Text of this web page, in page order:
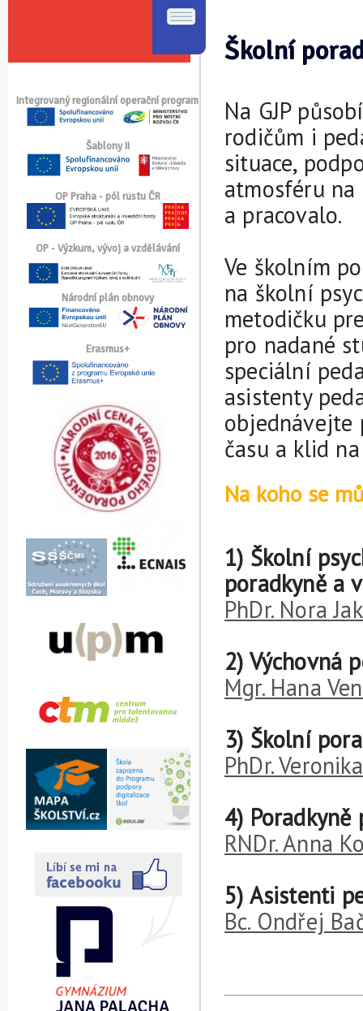
Integrovaný regionální operační program
Šablony II
OP Praha - pól růstu ČR
OP - Výzkum, vývoj a vzdělávání
Národní plán obnovy
Erasmus+
Školní
Na GJP
rodičům i
situace,
atmosféru na
a pracovalo.
Ve školním
na školní
metodičku
pro nadané
speciální
asistenty
objednávejte
času a klid
Na koho se
1) Školní
poradkyně a
PhDr. Nora
2) Výchovná
Mgr. Hana
3) Školní
PhDr.
4)
RNDr. Anna
5) Asistenti
Bc. Ondřej